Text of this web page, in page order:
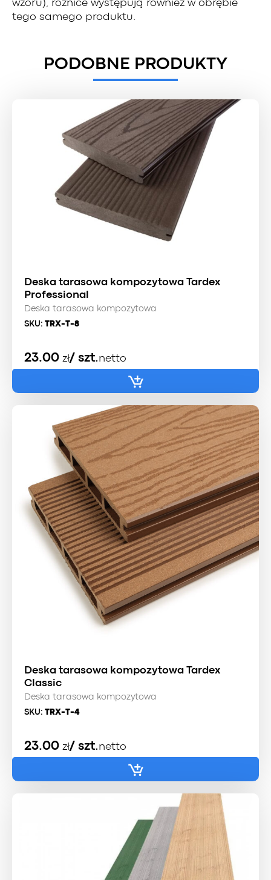
wzoru), różnice występują również w obrębie
tego samego produktu.
PODOBNE PRODUKTY
Deska tarasowa kompozytowa Tardex
Professional
Deska tarasowa kompozytowa
SKU: TRX-T-8
23.00 zł/ szt.netto
Deska tarasowa kompozytowa Tardex
Classic
Deska tarasowa kompozytowa
SKU: TRX-T-4
23.00 zł/ szt.netto